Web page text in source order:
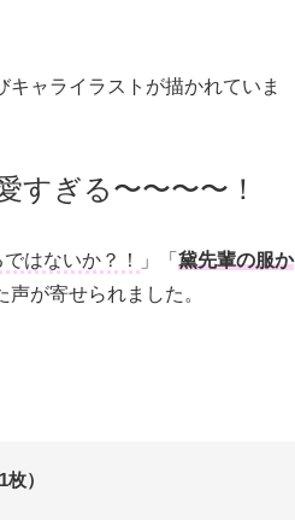
キャライラストが描かれていま
すぎる〜〜〜〜！
はないか？！ 」「 黛先輩の服か
声が寄せられました。
）